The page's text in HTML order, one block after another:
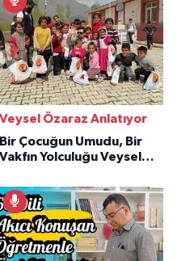
Veysel Özaraz Anlatıyor
Bir Çocuğun Umudu, Bir
Vakfın Yolculuğu Veysel